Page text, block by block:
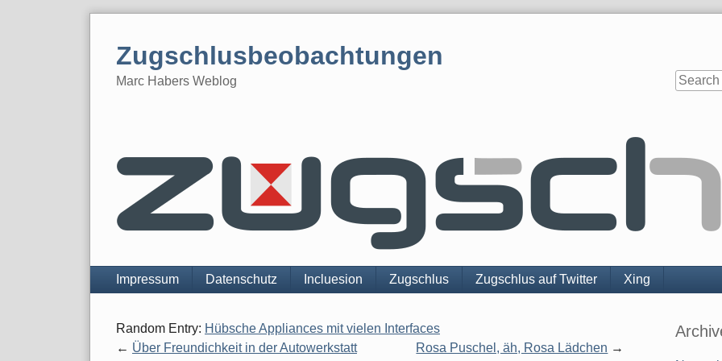
Zugschlusbeobachtungen
Marc Habers Weblog
Navigation
Impressum Datenschutz Incluesion Zugschlus Zugschlus auf Twitter Xing
Random Entry: Hübsche Appliances mit vielen Interfaces
Über Freundichkeit in der Autowerkstatt
Rosa Puschel, äh, Rosa Lädchen
Sidebar